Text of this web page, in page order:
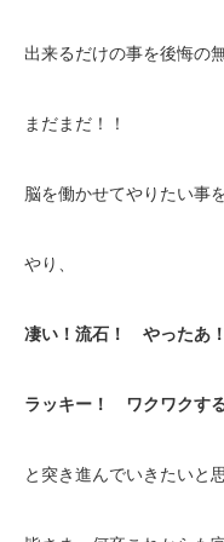
出来るだけの事を後悔の
まだまだ！！
脳を働かせてやりたい事
やり、
凄い！流石！ やったあ
ラッキー！ ワクワクす
と突き進んでいきたいと